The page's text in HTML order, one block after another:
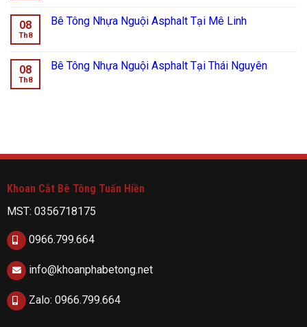
08
Th8
Bê Tông Nhựa Nguội Asphalt Tại Mê Linh
08
Th8
Bê Tông Nhựa Nguội Asphalt Tại Thái Nguyên
Khoan Cắt Bê Tông Tuấn Hiền
MST: 0356718175
0966.799.664
info@khoanphabetong.net
Zalo: 0966.799.664